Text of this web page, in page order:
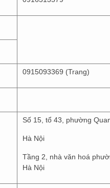
0915093369 (Trang)
Số 15, tổ 43, phường
Hà Nội
Tầng 2, nhà văn hoá
Hà Nội